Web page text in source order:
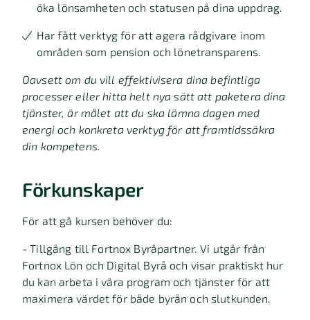
öka lönsamheten och statusen på dina uppdrag.
Har fått verktyg för att agera rådgivare inom
områden som pension och lönetransparens.
Oavsett om du vill effektivisera dina befintliga
processer eller hitta helt nya sätt att paketera dina
tjänster, är målet att du ska lämna dagen med
energi och konkreta verktyg för att framtidssäkra
din kompetens.
Förkunskaper
För att gå kursen behöver du:
- Tillgång till Fortnox Byråpartner. Vi utgår från
Fortnox Lön och Digital Byrå och visar praktiskt hur
du kan arbeta i våra program och tjänster för att
maximera värdet för både byrån och slutkunden.